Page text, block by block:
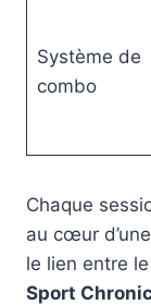
Système de
combo
Chaque
au cœur
le lien entre
Sport